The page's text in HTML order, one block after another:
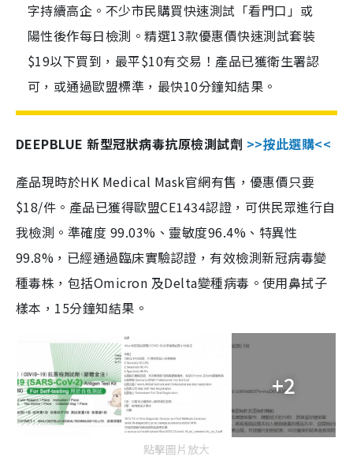
字持續高企。不少市民購買快速測試「看門口」或
陽性後作每日檢測。精選13款優惠價快速測試套裝
$19以下買到，最平$10有交易！產品已獲衛生署認
可，或通過歐盟標準，最快10分鐘知結果。
DEEPBLUE 新型冠狀病毒抗原檢測試劑 >>按此選購<<
產品現時於HK Medical Mask官網有售，優惠價只要
$18/件。產品已獲得歐盟CE1434認證，可供民眾進行自
我檢測。準確度 99.03%、靈敏度96.4%、特異性
99.8%，已經通過臨床實驗認證，有效檢測新冠病毒變
種毒株，包括Omicron 及Delta變種病毒。使用鼻拭子
樣本，15分鐘知結果。
+2
點擊圖片放大